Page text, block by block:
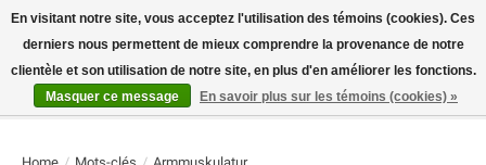
E-MAIL:info@flame-sport.deTEL.: +49 1525 9705 011
Liste de souhaits
Panier
En visitant notre site, vous acceptez l'utilisation des témoins (cookies). Ces
derniers nous permettent de mieux comprendre la provenance de notre
clientèle et son utilisation de notre site, en plus d'en améliorer les fonctions.
Masquer ce message
En savoir plus sur les témoins (cookies) »